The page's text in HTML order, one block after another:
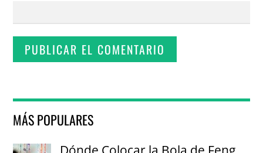
MÁS POPULARES
Dónde Colocar la Bola de Feng